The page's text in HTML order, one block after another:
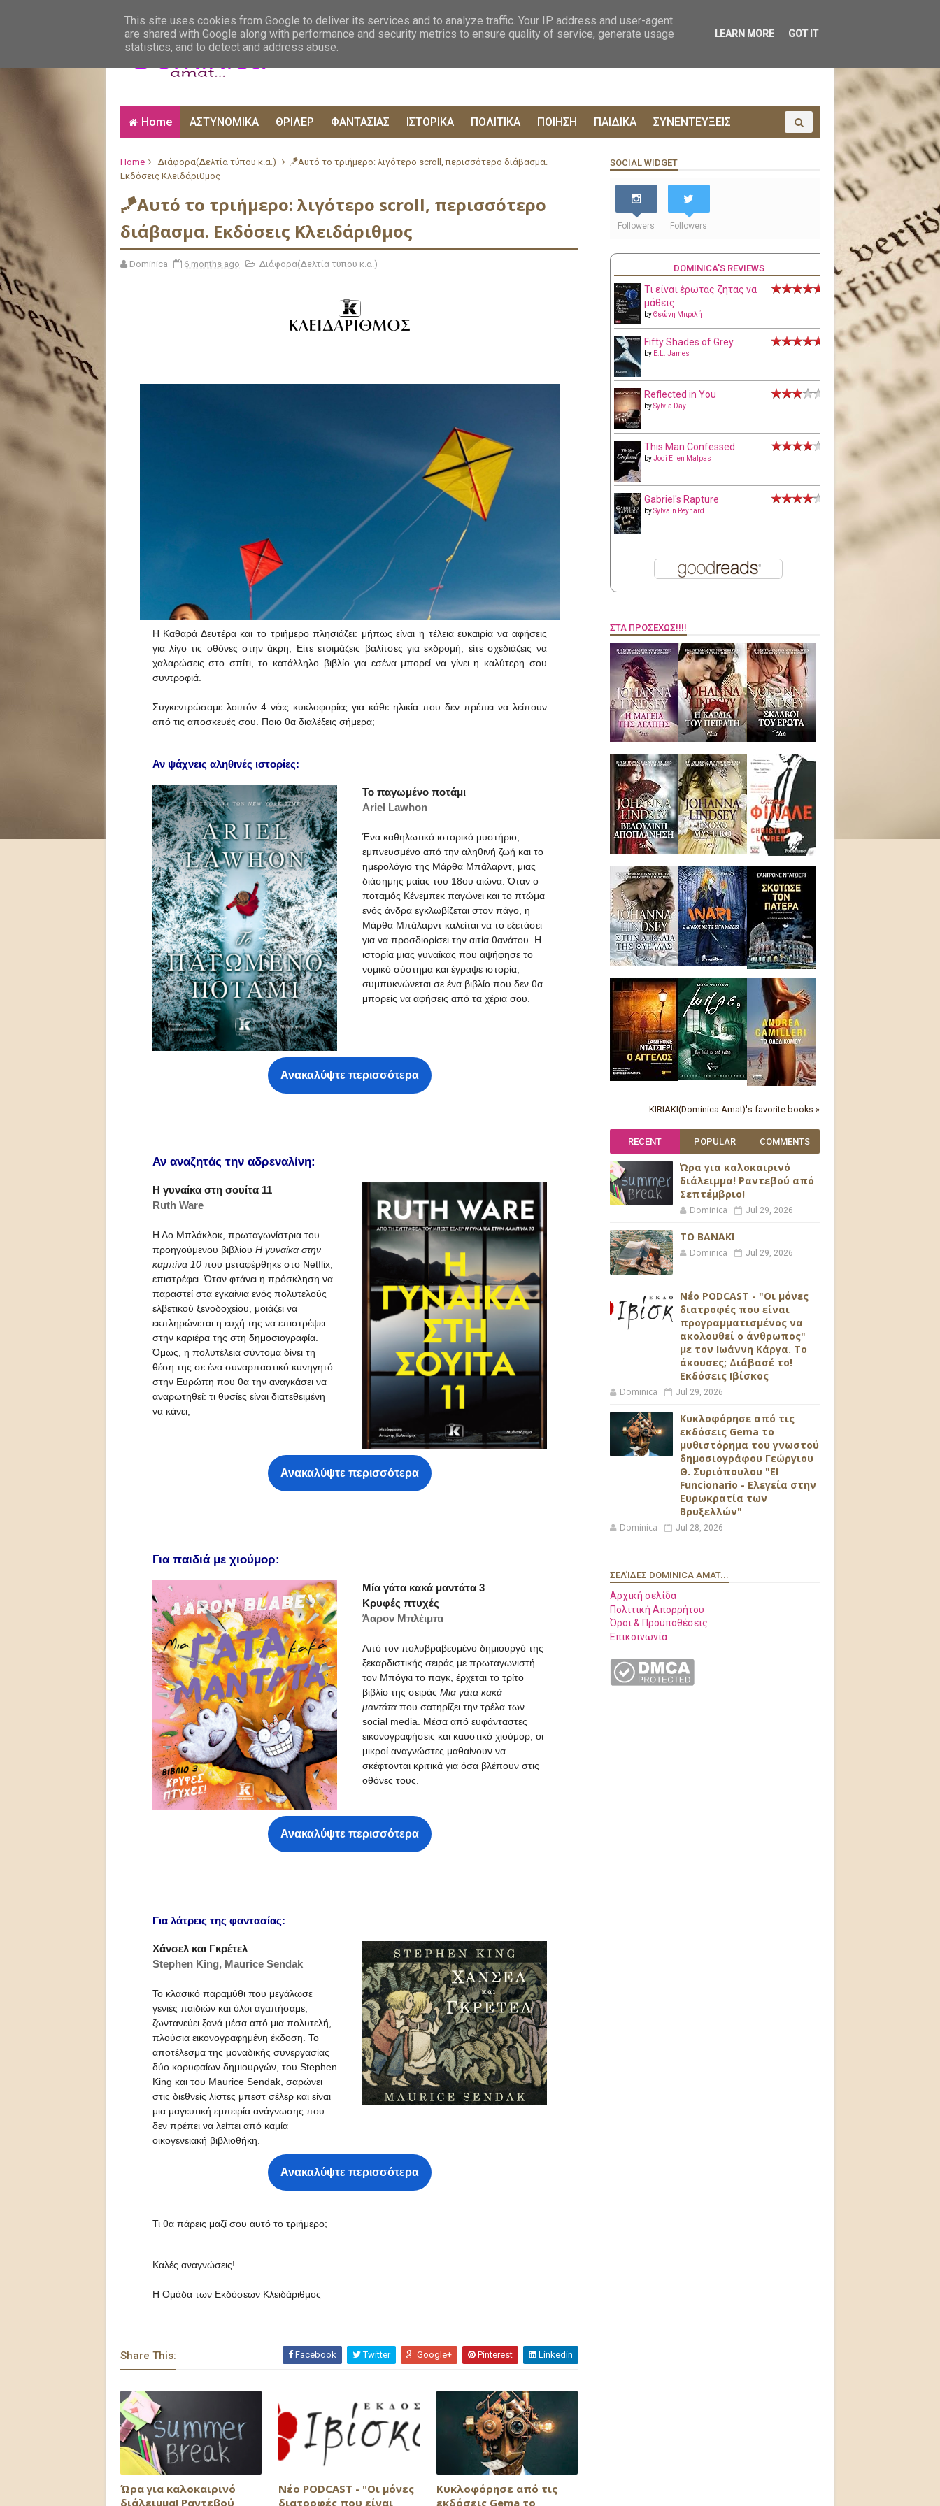
Home ΑΣΤΥΝΟΜΙΚΑ ΘΡΙΛΕΡ ΦΑΝΤΑΣΙΑΣ ΙΣΤΟΡΙΚΑ ΠΟΛΙΤΙΚΑ ΠΟΙΗΣΗ ΠΑΙΔΙΚΑ ΣΥΝΕΝΤΕΥΞΕΙΣ
Home Διάφορα(Δελτία τύπου κ.α.)
🪁Αυτό το τριήμερο: λιγότερο scroll, περισσότερο διάβασμα.
Εκδόσεις Κλειδάριθμος
🪁Αυτό το τριήμερο: λιγότερο scroll, περισσότερο
διάβασμα. Εκδόσεις Κλειδάριθμος
Dominica 6 months ago Διάφορα(Δελτία τύπου κ.α.)
Η Καθαρά Δευτέρα και το τριήμερο πλησιάζει: μήπως είναι η τέλεια ευκαιρία να αφήσεις
για λίγο τις οθόνες στην άκρη; Είτε ετοιμάζεις βαλίτσες για εκδρομή, είτε σχεδιάζεις να
χαλαρώσεις στο σπίτι, το κατάλληλο βιβλίο για εσένα μπορεί να γίνει η καλύτερη σου
συντροφιά.
Συγκεντρώσαμε λοιπόν 4 νέες κυκλοφορίες για κάθε ηλικία που δεν πρέπει να λείπουν
από τις αποσκευές σου. Ποιο θα διαλέξεις σήμερα;
Αν ψάχνεις αληθινές ιστορίες:
Το παγωμένο ποτάμι
Ariel Lawhon
Ένα καθηλωτικό ιστορικό μυστήριο,
εμπνευσμένο από την αληθινή ζωή και το
ημερολόγιο της Μάρθα Μπάλαρντ, μιας
διάσημης μαίας του 18ου αιώνα. Όταν ο
ποταμός Κένεμπεκ παγώνει και το πτώμα
ενός άνδρα εγκλωβίζεται στον πάγο, η
Μάρθα Μπάλαρντ καλείται να το εξετάσει
για να προσδιορίσει την αιτία θανάτου. Η
ιστορία μιας γυναίκας που αψήφησε το
νομικό σύστημα και έγραψε ιστορία,
συμπυκνώνεται σε ένα βιβλίο που δεν θα
μπορείς να αφήσεις από τα χέρια σου.
Ανακαλύψτε περισσότερα
Αν αναζητάς την αδρεναλίνη:
Η γυναίκα στη σουίτα 11
Ruth Ware
Η Λο Μπλάκλοκ, πρωταγωνίστρια του
προηγούμενου βιβλίου Η γυναίκα στην
καμπίνα 10που μεταφέρθηκε στο Netflix,
επιστρέφει. Όταν φτάνει η πρόσκληση να
παραστεί στα εγκαίνια ενός πολυτελούς
ελβετικού ξενοδοχείου, μοιάζει να
εκπληρώνεται η ευχή της να επιστρέψει
στην καριέρα της στη δημοσιογραφία.
Όμως, η πολυτέλεια σύντομα δίνει τη
θέση της σε ένα συναρπαστικό κυνηγητό
στην Ευρώπη που θα την αναγκάσει να
αναρωτηθεί: τι θυσίες είναι διατεθειμένη
να κάνει;
Ανακαλύψτε περισσότερα
Για παιδιά με χιούμορ:
Μία γάτα κακά μαντάτα 3
Κρυφές πτυχές
Άαρον Μπλέιμπι
Aπό τον πολυβραβευμένο δημιουργό της
ξεκαρδιστικής σειράς με πρωταγωνιστή
τον Μπόγκι το παγκ, έρχεται το τρίτο
βιβλίο της σειράς Μια γάτα κακά
μαντάτα που σατηρίζει την τρέλα των
social media. Μέσα από ευφάνταστες
εικονογραφήσεις και καυστικό χιούμορ, οι
μικροί αναγνώστες μαθαίνουν να
σκέφτονται κριτικά για όσα βλέπουν στις
οθόνες τους.
Ανακαλύψτε περισσότερα
Για λάτρεις της φαντασίας:
Xάνσελ και Γκρέτελ
Stephen King, Maurice Sendak
Το κλασικό παραμύθι που μεγάλωσε
γενιές παιδιών και όλοι αγαπήσαμε,
ζωντανεύει ξανά μέσα από μια πολυτελή,
πλούσια εικονογραφημένη έκδοση. Το
αποτέλεσμα της μοναδικής συνεργασίας
δύο κορυφαίων δημιουργών, του Stephen
King και του Maurice Sendak, σαρώνει
στις διεθνείς λίστες μπεστ σέλερ και είναι
μια μαγευτική εμπειρία ανάγνωσης που
δεν πρέπει να λείπει από καμία
οικογενειακή βιβλιοθήκη.
Ανακαλύψτε περισσότερα
Τι θα πάρεις μαζί σου αυτό το τριήμερο;
Καλές αναγνώσεις!
Η Ομάδα των Εκδόσεων Κλειδάριθμος
Share This: Facebook Twitter Google+ Pinterest Linkedin
Ώρα για καλοκαιρινό
διάλειμμα! Ραντεβού
Νέο PODCAST - "Οι μόνες
διατροφές που είναι
Κυκλοφόρησε από τις
εκδόσεις Gema το
SOCIAL WIDGET
Followers Followers
DOMINICA'S REVIEWS
Τι είναι έρωτας ζητάς να
μάθεις
byΘεώνη Μπριλή
Fifty Shades of Grey
by E.L. James
Reflected in You
bySylvia Day
This Man Confessed
byJodi Ellen Malpas
Gabriel's Rapture
bySylvain Reynard
ΣΤΑ ΠΡΟΣΕΧΏΣ!!!!
KIRIAKI(Dominica Amat)'s favorite books »
RECENT POPULAR COMMENTS
Ώρα για καλοκαιρινό
διάλειμμα! Ραντεβού από
Σεπτέμβριο!
Dominica Jul 29, 2026
ΤΟ ΒΑΝΑΚΙ
Dominica Jul 29, 2026
Νέο PODCAST - "Οι μόνες
διατροφές που είναι
προγραμματισμένος να
ακολουθεί ο άνθρωπος"
με τον Ιωάννη Κάργα. Το
άκουσες; Διάβασέ το!
Εκδόσεις Ιβίσκος
Dominica Jul 29, 2026
Κυκλοφόρησε από τις
εκδόσεις Gema το
μυθιστόρημα του γνωστού
δημοσιογράφου Γεώργιου
Θ. Συριόπουλου "El
Funcionario - Ελεγεία στην
Ευρωκρατία των
Βρυξελλών"
Dominica Jul 28, 2026
ΣΕΛΊΔΕΣ DOMINICA AMAT...
Αρχική σελίδα
Πολιτική Απορρήτου
Όροι & Προϋποθέσεις
Επικοινωνία
This site uses cookies from Google to deliver its services and to analyze traffic. Your IP address and user-agent
are shared with Google along with performance and security metrics to ensure quality of service, generate usage
statistics, and to detect and address abuse.
LEARN MORE GOT IT